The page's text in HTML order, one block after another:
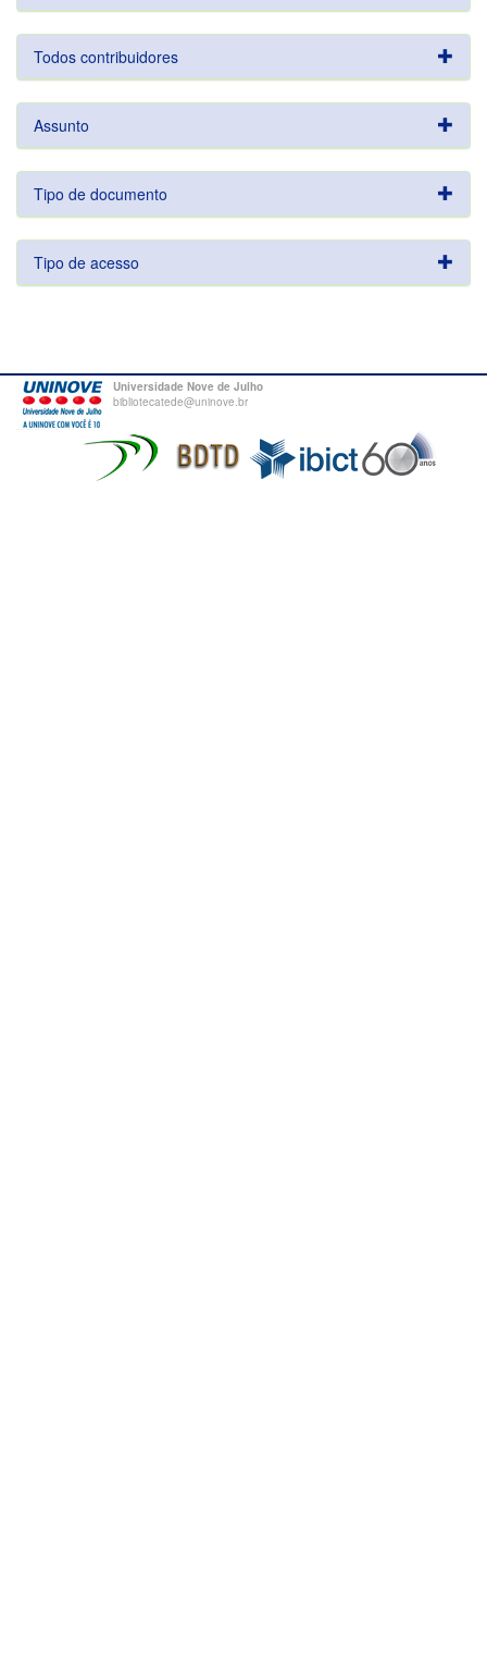
Todos contribuidores
Assunto
Tipo de documento
Tipo de acesso
Universidade Nove de Julho
bibliotecatede@uninove.br